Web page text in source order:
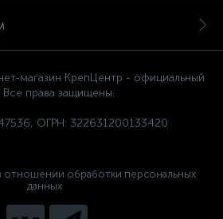
магазин КрепЦентр - официальный
Все права защищены.
ОГРН: 322631200133420
отношении обработки персональных
данных